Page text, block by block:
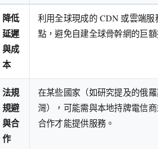
降低
延遲
與成
本
利用全球現成的 CDN 或雲端服
點，避免自建全球骨幹網的巨額
法規
規避
與合
作
在某些國家（如研究提及的俄
灣），可能需與本地持牌電信
合作才能提供服務。